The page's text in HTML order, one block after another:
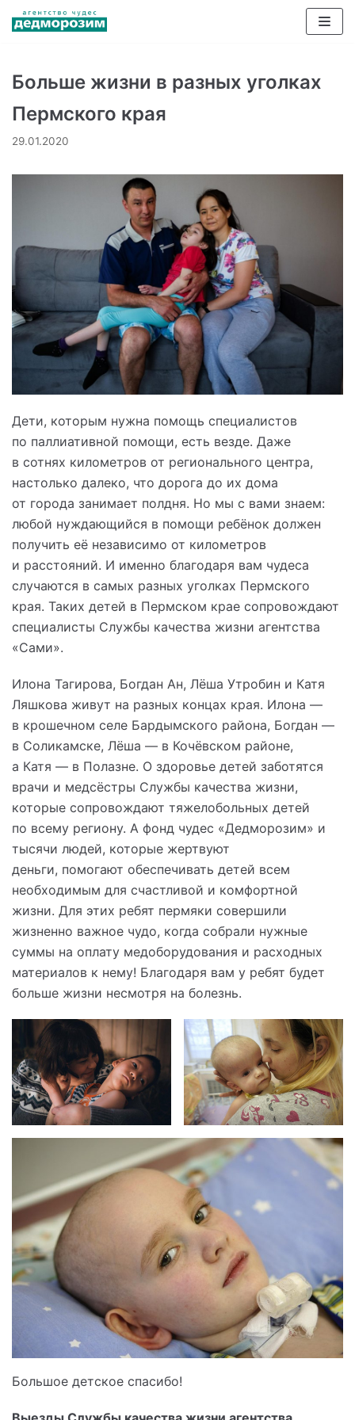
Перейти
Больше жизни в разных уголках
Пермского края
29.01.2020
Дети, которым нужна помощь специалистов
по паллиативной помощи, есть везде. Даже
в сотнях километров от регионального центра,
настолько далеко, что дорога до их дома
от города занимает полдня. Но мы с вами знаем:
любой нуждающийся в помощи ребёнок должен
получить её независимо от километров
и расстояний. И именно благодаря вам чудеса
случаются в самых разных уголках Пермского
края. Таких детей в Пермском крае сопровождают
специалисты Службы качества жизни агентства
«Сами».
Илона Тагирова, Богдан Ан, Лёша Утробин и Катя
Ляшкова живут на разных концах края. Илона —
в крошечном селе Бардымского района, Богдан —
в Соликамске, Лёша — в Кочёвском районе,
а Катя — в Полазне. О здоровье детей заботятся
врачи и медсёстры Службы качества жизни,
которые сопровождают тяжелобольных детей
по всему региону. А фонд чудес «Дедморозим» и
тысячи людей, которые жертвуют
деньги, помогают обеспечивать детей всем
необходимым для счастливой и комфортной
жизни. Для этих ребят пермяки совершили
жизненно важное чудо, когда собрали нужные
суммы на оплату медоборудования и расходных
материалов к нему! Благодаря вам у ребят будет
больше жизни несмотря на болезнь.
Большое детское спасибо!